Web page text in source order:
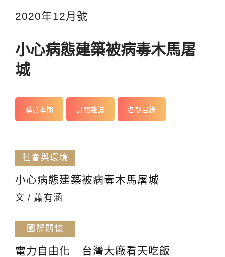
2020年12月號
小心病態建築被病毒木馬屠
城
購買本期 訂閱雜誌 各期目錄
社會與環境
小心病態建築被病毒木馬屠城
文 / 蕭有涵
國際關懷
電力自由化 台灣大廠看天吃飯